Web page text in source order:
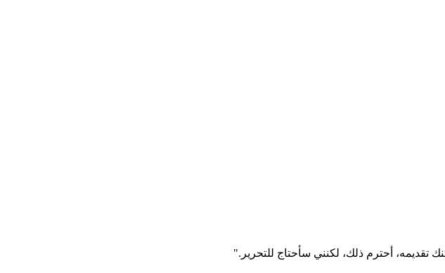
تقديمه، أحترم ذلك، لكنني سأحتاج للتحرير."